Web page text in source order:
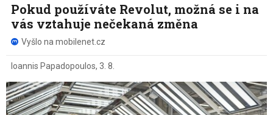
Pokud používáte Revolut, možná se i na
vás vztahuje nečekaná změna
Vyšlo na mobilenet.cz
Ioannis Papadopoulos, 3. 8.